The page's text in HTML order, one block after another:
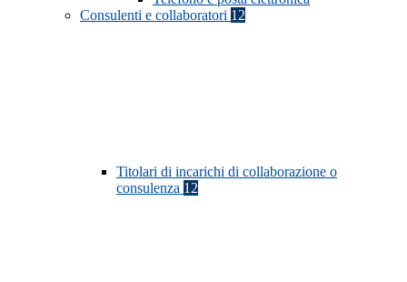
Consulenti e collaboratori 12
Titolari di incarichi di collaborazione o
consulenza 12